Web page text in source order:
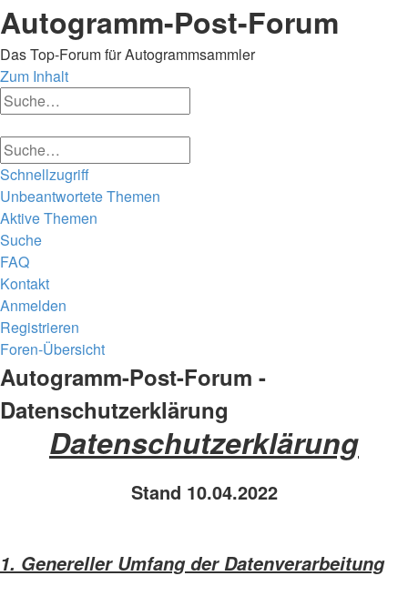
Autogramm-Post-Forum
Das Top-Forum für Autogrammsammler
Zum Inhalt
Schnellzugriff
Unbeantwortete Themen
Aktive Themen
Suche
FAQ
Kontakt
Anmelden
Registrieren
Foren-Übersicht
Suche
Autogramm-Post-Forum -
Datenschutzerklärung
Datenschutzerklärung
Stand 10.04.2022
1. Genereller Umfang der Datenverarbeitung